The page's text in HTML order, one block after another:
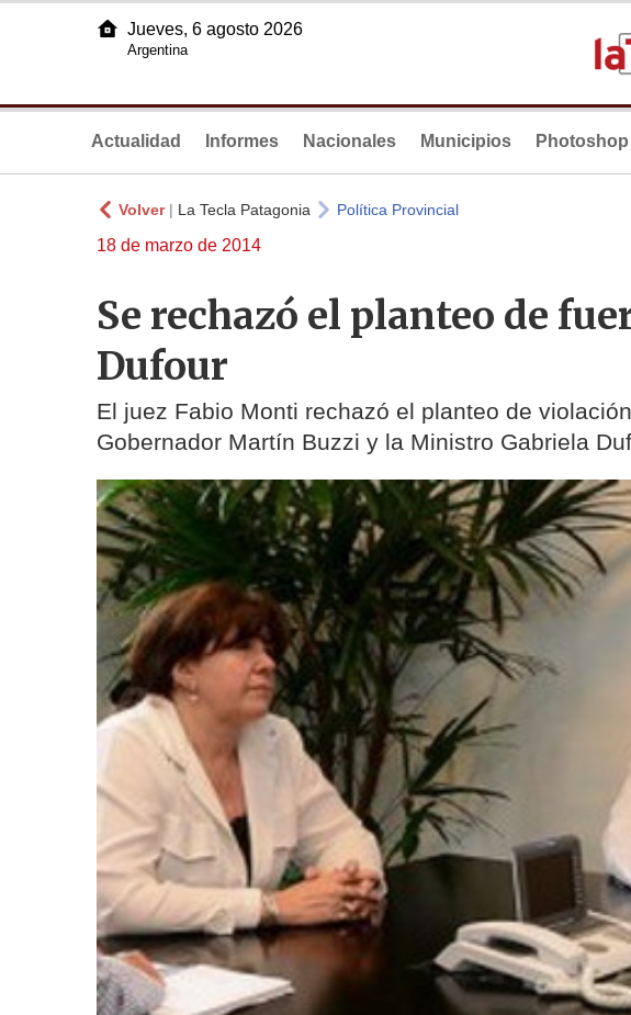
Jueves, 6 agosto 2026
Argentina
Actualidad Informes Nacionales Municipios Photoshop
Volver| La Tecla Patagonia Política Provincial
18 de marzo de 2014
Se rechazó el planteo de
Dufour
El juez Fabio Monti rechazó el planteo de
Gobernador Martín Buzzi y la Ministro Gabriela